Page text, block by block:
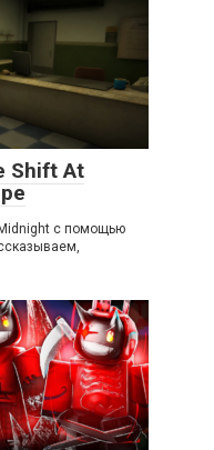
Shift At
с помощью